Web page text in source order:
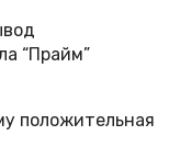
“Прайм”
положительная